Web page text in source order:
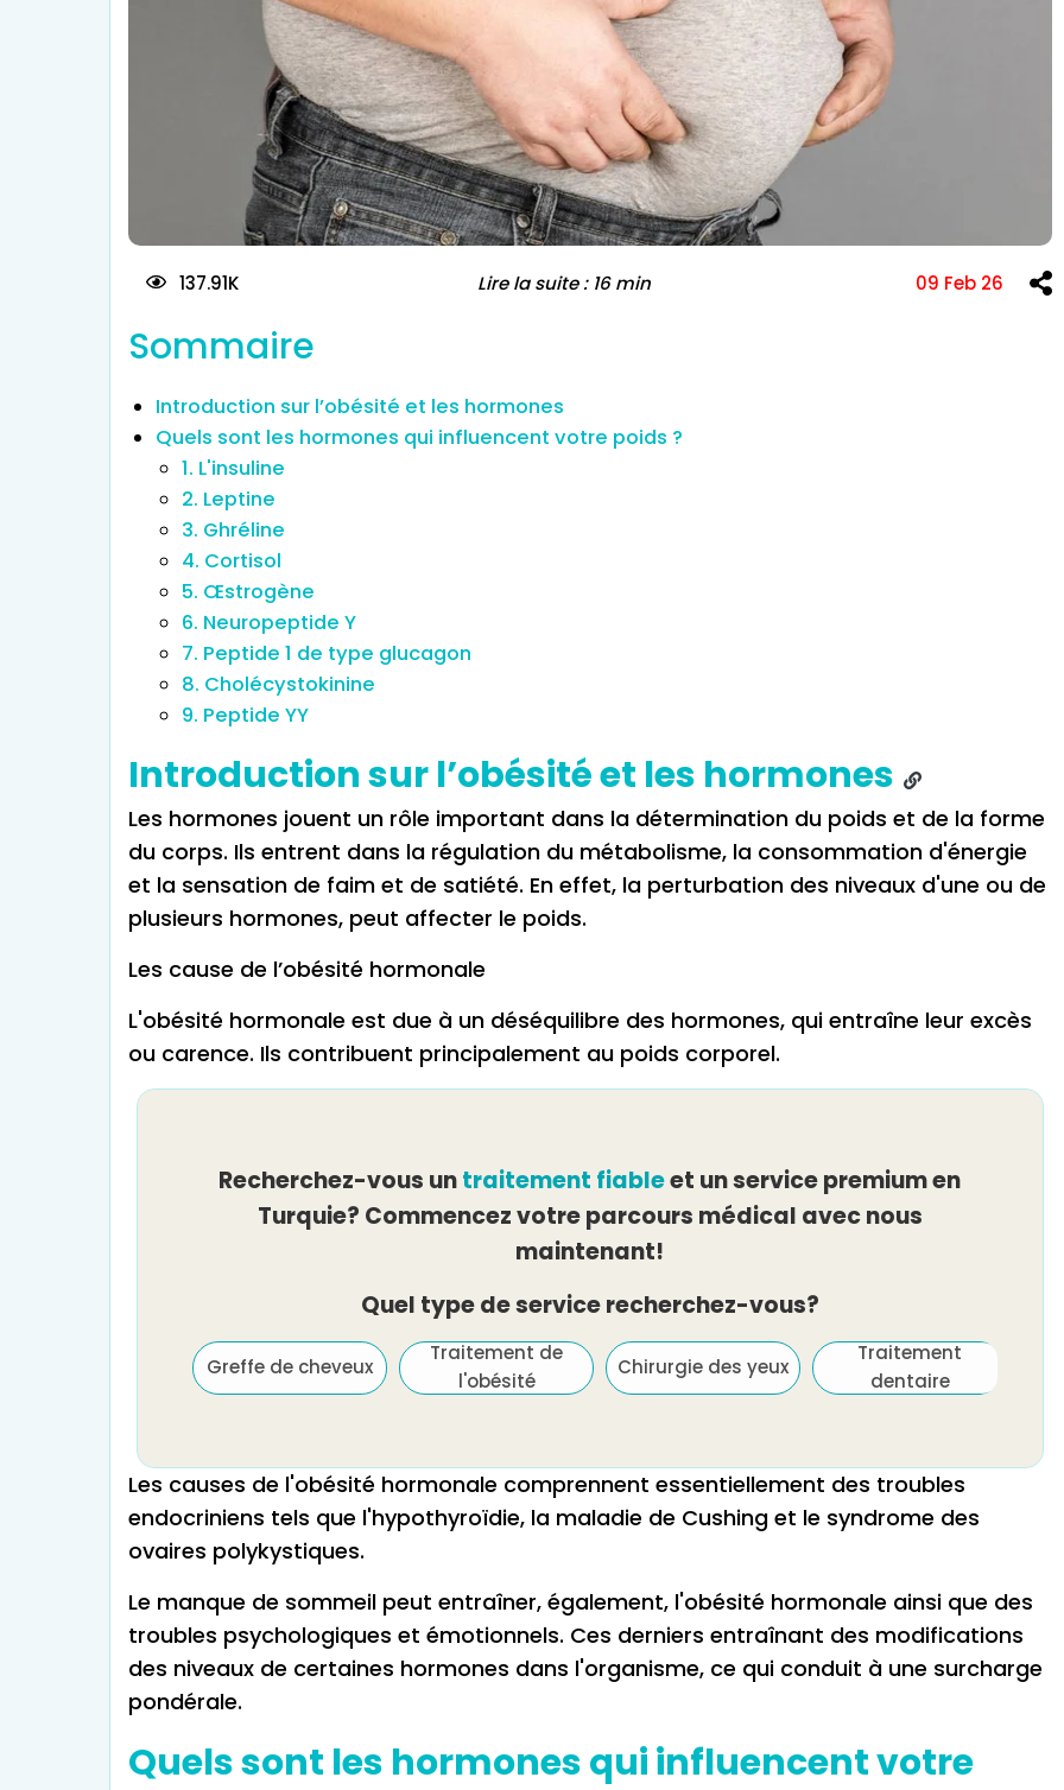
137.91K Lire la suite : 16 min 09 Feb 26
Sommaire
Introduction sur l’obésité et les hormones
Quels sont les hormones qui influencent votre poids ?
1. L'insuline
2. Leptine
3. Ghréline
4. Cortisol
5. Œstrogène
6. Neuropeptide Y
7. Peptide 1 de type glucagon
8. Cholécystokinine
9. Peptide YY
Introduction sur l’obésité et les hormones
Les hormones jouent un rôle important dans la détermination du poids et de la forme
du corps. Ils entrent dans la régulation du métabolisme, la consommation d'énergie
et la sensation de faim et de satiété. En effet, la perturbation des niveaux d'une ou de
plusieurs hormones, peut affecter le poids.
Les cause de l’obésité hormonale
L'obésité hormonale est due à un déséquilibre des hormones, qui entraîne leur excès
ou carence. Ils contribuent principalement au poids corporel.
Recherchez-vous untraitement fiableet un service premium en
Turquie? Commencez votre parcours médical avec nous
maintenant!
Quel type de service recherchez-vous?
Greffe de cheveux
Traitement de
l'obésité
Chirurgie des yeux
Traitement
dentaire
Les causes de l'obésité hormonale comprennent essentiellement des troubles
endocriniens tels que l'hypothyroïdie, la maladie de Cushing et le syndrome des
ovaires polykystiques.
Le manque de sommeil peut entraîner, également, l'obésité hormonale ainsi que des
troubles psychologiques et émotionnels. Ces derniers entraînant des modifications
des niveaux de certaines hormones dans l'organisme, ce qui conduit à une surcharge
pondérale.
Quels sont les hormones qui influencent votre
Traitement de l'infertilité et
FIV
Greffe de cheveux